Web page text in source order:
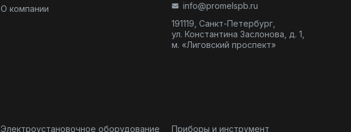
О компании
info@promelspb.ru
191119, Санкт-Петербург,
ул. Константина Заслонова, д. 1,
м. «Лиговский проспект»
Электроустановочное оборудование Приборы и инструмент